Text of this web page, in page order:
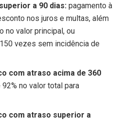
a 90 dias: pagamento à
nos juros e multas, além
no valor principal, ou
vezes sem incidência de
com atraso acima de 360
no valor total para
com atraso superior a